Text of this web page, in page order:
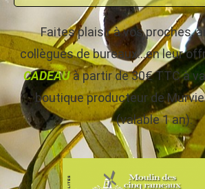
Faites plaisir à vos proches,
collègues de bureaux…en leur
CADEAUà partir de 30€ TTC à
boutique producteur de
(valable 1 an).